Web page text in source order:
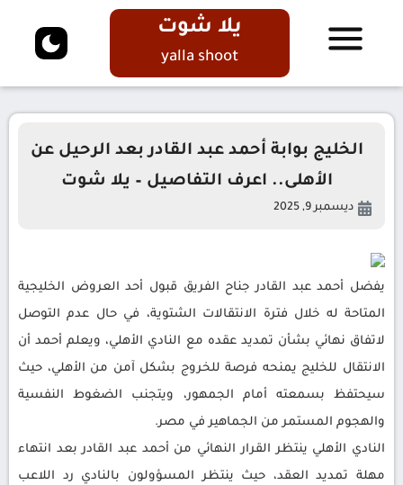
يلا شوت
yalla shoot
الخليج بوابة أحمد عبد القادر بعد الرحيل عن
الأهلى.. اعرف التفاصيل – يلا شوت
ديسمبر 9, 2025
يفضل أحمد عبد القادر جناح الفريق قبول أحد العروض الخليجية
المتاحة له خلال فترة الانتقالات الشتوية، في حال عدم التوصل
لاتفاق نهائي بشأن تمديد عقده مع النادي الأهلي، ويعلم أحمد أن
الانتقال للخليج يمنحه فرصة للخروج بشكل آمن من الأهلي، حيث
سيحتفظ بسمعته أمام الجمهور، ويتجنب الضغوط النفسية
والهجوم المستمر من الجماهير في مصر.
النادي الأهلي ينتظر القرار النهائي من أحمد عبد القادر بعد انتهاء
مهلة تمديد العقد، حيث ينتظر المسؤولون بالنادي رد اللاعب